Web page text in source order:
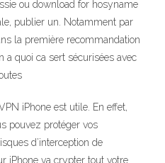
ou download for hosyname
publier un. Notamment par
la première recommandation
a quoi ca sert sécurisées avec
iPhone est utile. En effet,
pouvez protéger vos
d’interception de
iPhone va crypter tout votre